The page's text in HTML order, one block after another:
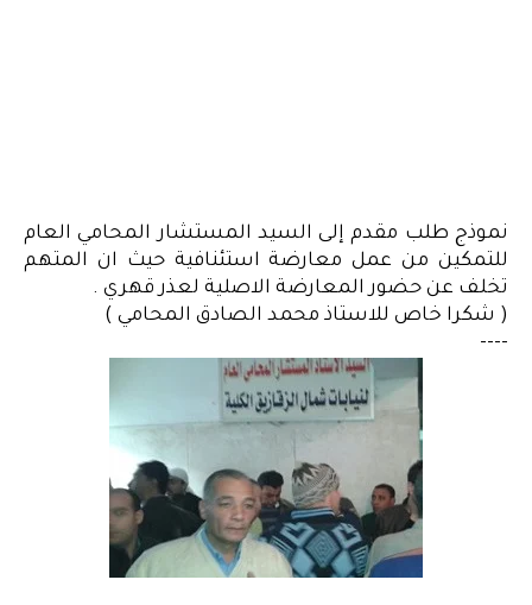
نموذج طلب مقدم إلى السيد المستشار المحامي العام
للتمكين من عمل معارضة استئنافية حيث ان المتهم
تخلف عن حضور المعارضة الاصلية لعذر قهري .
( شكرا خاص للاستاذ محمد الصادق المحامي )
----